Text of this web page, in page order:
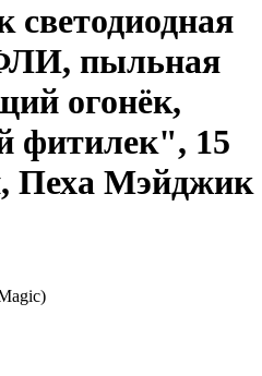
светодиодная
пыльная
огонёк,
фитилек", 15
Пеха Мэйджик